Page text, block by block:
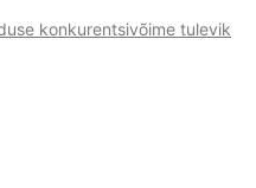
konkurentsivõime tulevik